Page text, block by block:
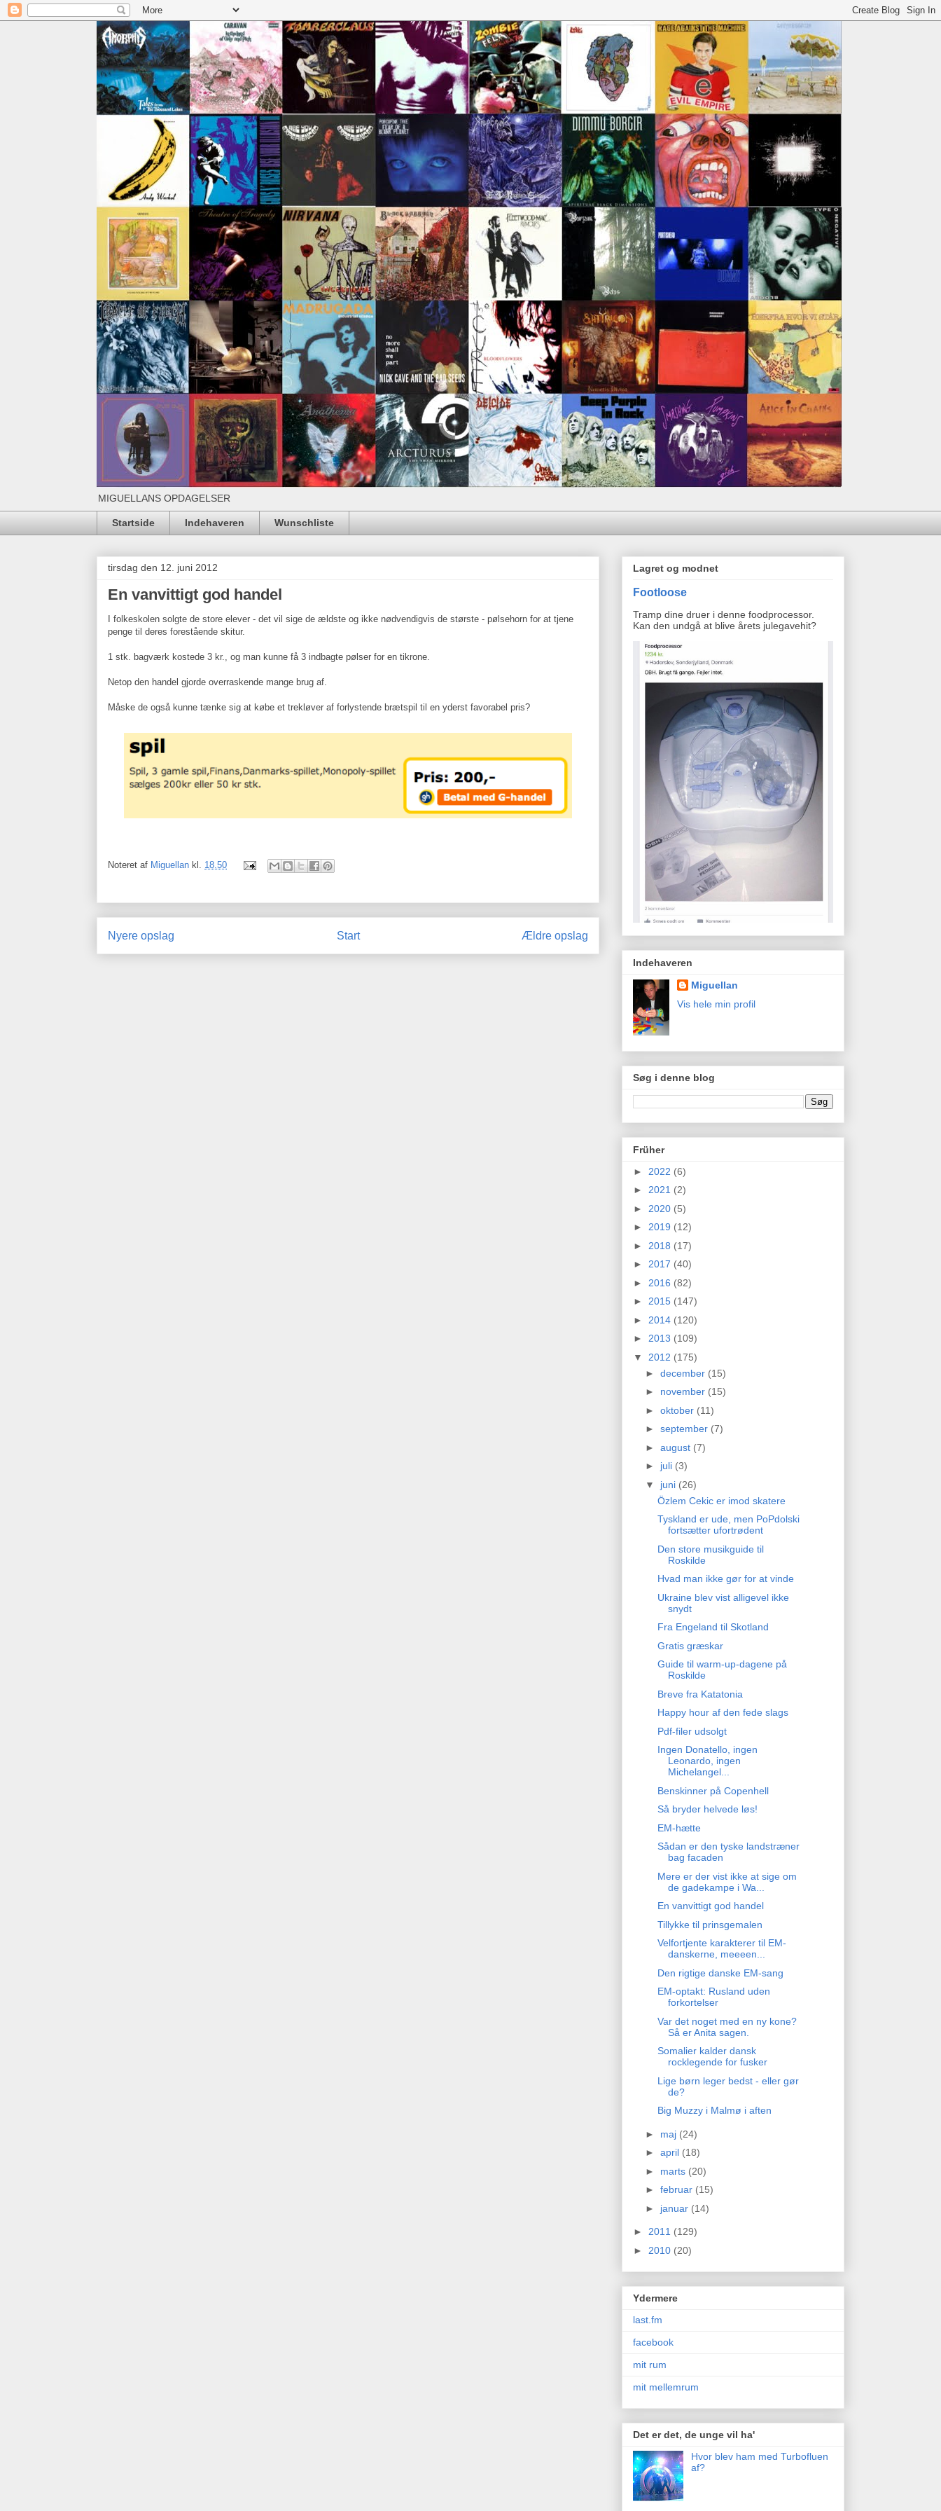
MIGUELLANS OPDAGELSER
Startside Indehaveren Wunschliste
tirsdag den 12. juni 2012
En vanvittigt god handel
I folkeskolen solgte de store elever - det vil sige de ældste og ikke nødvendigvis de største - pølsehorn for at tjene
penge til deres forestående skitur.
1 stk. bagværk kostede 3 kr., og man kunne få 3 indbagte pølser for en tikrone.
Netop den handel gjorde overraskende mange brug af.
Måske de også kunne tænke sig at købe et trekløver af forlystende brætspil til en yderst favorabel pris?
Noteret af Miguellan kl. 18.50
Nyere opslag Ældre opslag
Start
Lagret og modnet
Footloose
Tramp dine druer i denne foodprocessor.
Kan den undgå at blive årets julegavehit?
Indehaveren
Miguellan
Vis hele min profil
Søg i denne blog
Früher
► 2022 (6)
► 2021 (2)
► 2020 (5)
► 2019 (12)
► 2018 (17)
► 2017 (40)
► 2016 (82)
► 2015 (147)
► 2014 (120)
► 2013 (109)
▼ 2012 (175)
► december (15)
► november (15)
► oktober (11)
► september (7)
► august (7)
► juli (3)
▼ juni (26)
Özlem Cekic er imod skatere
Tyskland er ude, men PoPdolski
fortsætter ufortrødent
Den store musikguide til
Roskilde
Hvad man ikke gør for at vinde
Ukraine blev vist alligevel ikke
snydt
Fra Engeland til Skotland
Gratis græskar
Guide til warm-up-dagene på
Roskilde
Breve fra Katatonia
Happy hour af den fede slags
Pdf-filer udsolgt
Ingen Donatello, ingen
Leonardo, ingen
Michelangel...
Benskinner på Copenhell
Så bryder helvede løs!
EM-hætte
Sådan er den tyske landstræner
bag facaden
Mere er der vist ikke at sige om
de gadekampe i Wa...
En vanvittigt god handel
Tillykke til prinsgemalen
Velfortjente karakterer til EM-
danskerne, meeeen...
Den rigtige danske EM-sang
EM-optakt: Rusland uden
forkortelser
Var det noget med en ny kone?
Så er Anita sagen.
Somalier kalder dansk
rocklegende for fusker
Lige børn leger bedst - eller gør
de?
Big Muzzy i Malmø i aften
► maj (24)
► april (18)
► marts (20)
► februar (15)
► januar (14)
► 2011 (129)
► 2010 (20)
Ydermere
last.fm
facebook
mit rum
mit mellemrum
Det er det, de unge vil ha'
Hvor blev ham med Turbofluen
af?